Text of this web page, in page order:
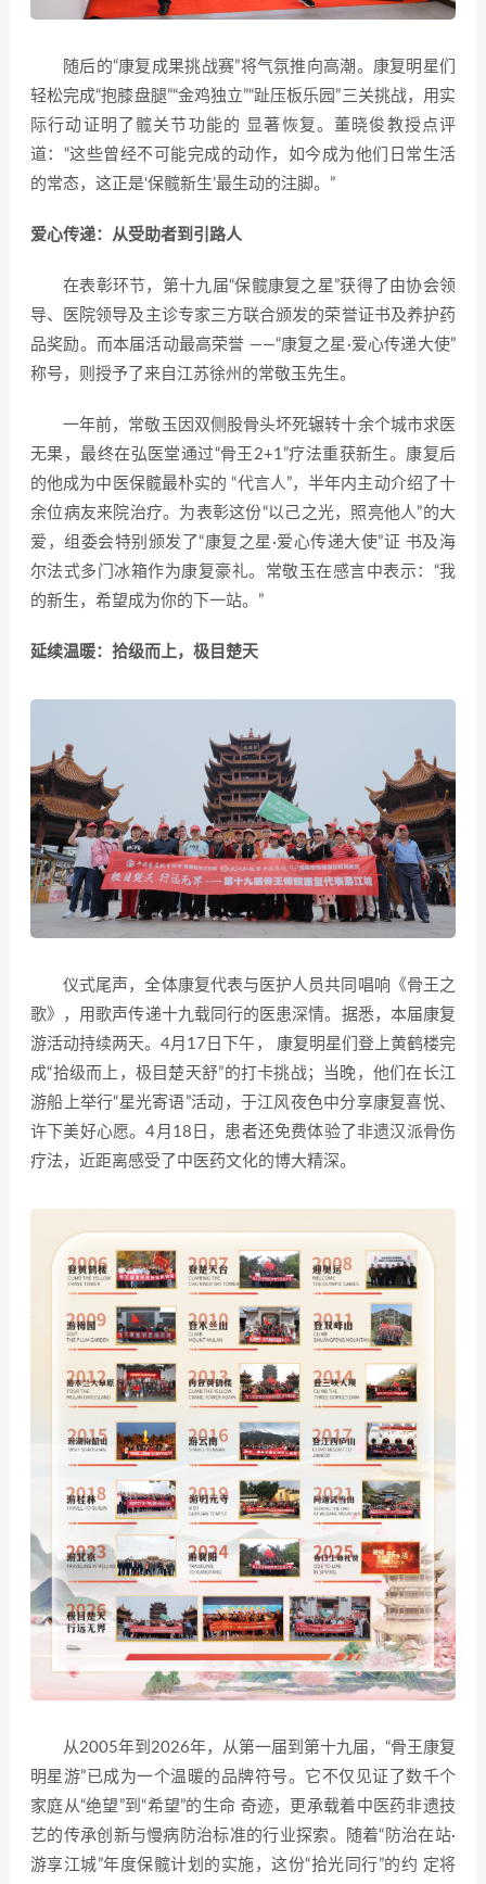
随后的“康复成果挑战赛”将气氛推向高潮。康复明星们
轻松完成“抱膝盘腿”“金鸡独立”“趾压板乐园”三关挑战，用实
际行动证明了髋关节功能的 显著恢复。董晓俊教授点评
道：“这些曾经不可能完成的动作，如今成为他们日常生活
的常态，这正是‘保髋新生’最生动的注脚。”
爱心传递：从受助者到引路人
在表彰环节，第十九届“保髋康复之星”获得了由协会领
导、医院领导及主诊专家三方联合颁发的荣誉证书及养护药
品奖励。而本届活动最高荣誉 ——“康复之星·爱心传递大使”
称号，则授予了来自江苏徐州的常敬玉先生。
一年前，常敬玉因双侧股骨头坏死辗转十余个城市求医
无果，最终在弘医堂通过“骨王2+1”疗法重获新生。康复后
的他成为中医保髋最朴实的 “代言人”，半年内主动介绍了十
余位病友来院治疗。为表彰这份“以己之光，照亮他人”的大
爱，组委会特别颁发了“康复之星·爱心传递大使”证 书及海
尔法式多门冰箱作为康复豪礼。常敬玉在感言中表示：“我
的新生，希望成为你的下一站。”
延续温暖：拾级而上，极目楚天
仪式尾声，全体康复代表与医护人员共同唱响《骨王之
歌》，用歌声传递十九载同行的医患深情。据悉，本届康复
游活动持续两天。4月17日下午， 康复明星们登上黄鹤楼完
成“拾级而上，极目楚天舒”的打卡挑战；当晚，他们在长江
游船上举行“星光寄语”活动，于江风夜色中分享康复喜悦、
许下美好心愿。4月18日，患者还免费体验了非遗汉派骨伤
疗法，近距离感受了中医药文化的博大精深。
从2005年到2026年，从第一届到第十九届，“骨王康复
明星游”已成为一个温暖的品牌符号。它不仅见证了数千个
家庭从“绝望”到“希望”的生命 奇迹，更承载着中医药非遗技
艺的传承创新与慢病防治标准的行业探索。随着“防治在站·
游享江城”年度保髋计划的实施，这份“拾光同行”的约 定将